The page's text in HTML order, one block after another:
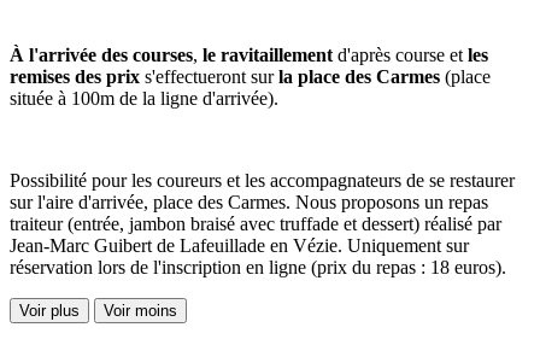
À l'arrivée des courses, le ravitaillement d'après course et les
remises des prix s'effectueront surla place des Carmes (place
située à 100m de la ligne d'arrivée).
Possibilité pour les coureurs et les accompagnateurs de se restaurer
sur l'aire d'arrivée, place des Carmes. Nous proposons un repas
traiteur (entrée, jambon braisé avec truffade et dessert) réalisé par
Jean-Marc Guibert de Lafeuillade en Vézie. Uniquement sur
réservation lors de l'inscription en ligne (prix du repas : 18 euros).
Voir plus Voir moins